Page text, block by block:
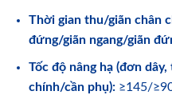
Thời gian thu/giãn chân
đứng/giãn ngang/giãn
Tốc độ nâng hạ (đơn
chính/cần phụ): ≥145/